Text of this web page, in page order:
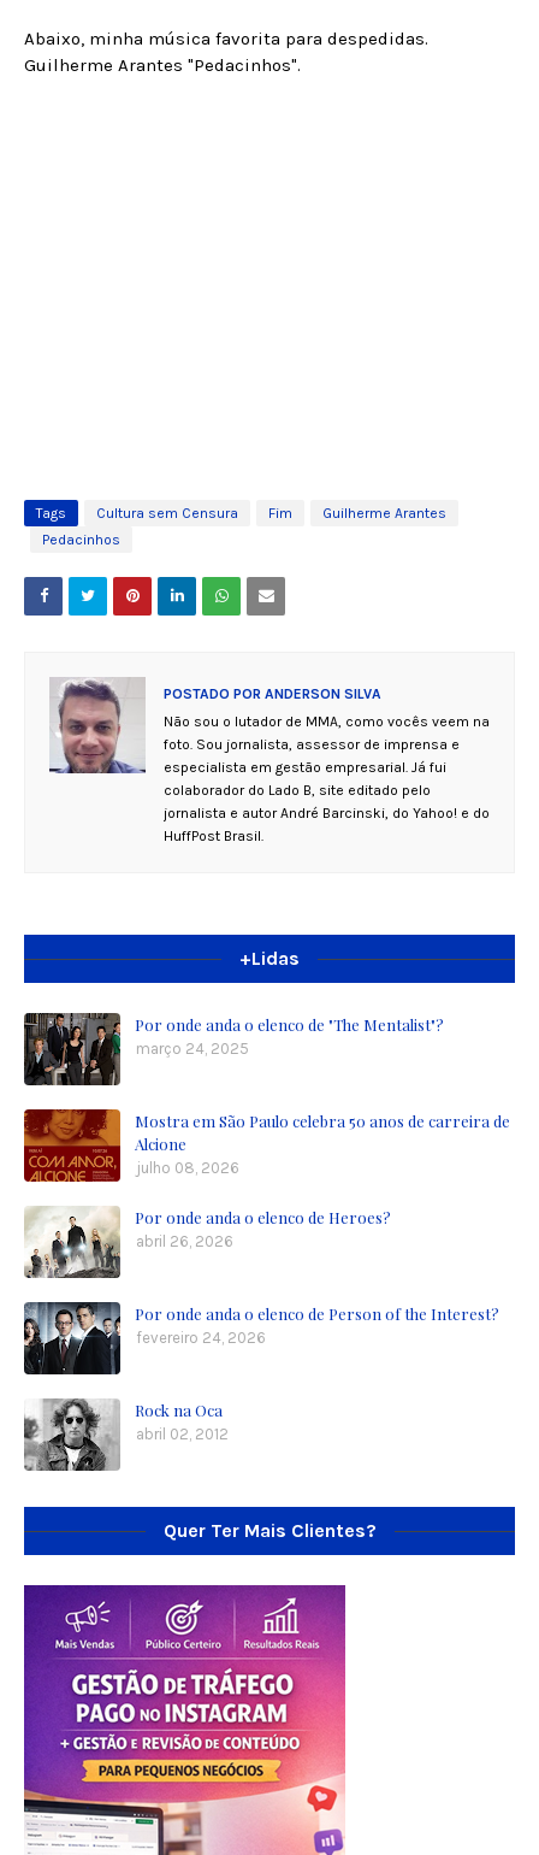
Abaixo, minha música favorita para despedidas.
Guilherme Arantes "Pedacinhos".
Tags Cultura sem Censura Fim
Guilherme Arantes
Pedacinhos
POSTADO POR ANDERSON SILVA
Não sou o lutador de MMA, como vocês veem na
foto. Sou jornalista, assessor de imprensa e
especialista em gestão empresarial. Já fui
colaborador do Lado B, site editado pelo
jornalista e autor André Barcinski, do Yahoo! e do
HuffPost Brasil.
+Lidas
Por onde anda o elenco de "The Mentalist"?
março 24, 2025
Mostra em São Paulo celebra 50 anos de carreira de
Alcione
julho 08, 2026
Por onde anda o elenco de Heroes?
abril 26, 2026
Por onde anda o elenco de Person of the Interest?
fevereiro 24, 2026
Rock na Oca
abril 02, 2012
Quer Ter Mais Clientes?